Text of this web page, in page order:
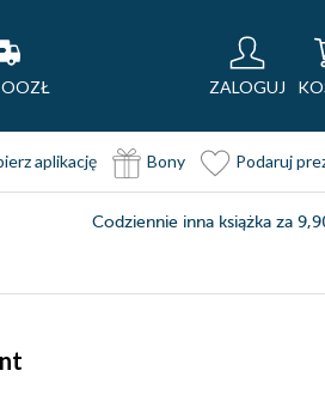
ZALOGUJ
aplikację Bony Podaruj
Codziennie inna książka za